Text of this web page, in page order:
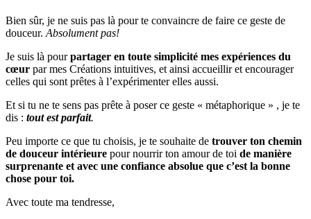
Bien sûr, je ne suis pas là pour te convaincre de faire ce geste de
douceur. Absolument pas!
Je suis là pourpartager en toute simplicité mes expériences du
cœur par mes Créations intuitives, et ainsi accueillir et encourager
celles qui sont prêtes à l’expérimenter elles aussi.
Et si tu ne te sens pas prête à poser ce geste « métaphorique » , je te
dis : tout est parfait.
Peu importe ce que tu choisis, je te souhaite de trouver ton chemin
de douceur intérieure pour nourrir ton amour de toi de manière
surprenante et avec une confiance absolue que c’est la bonne
chose pour toi.
Avec toute ma tendresse,